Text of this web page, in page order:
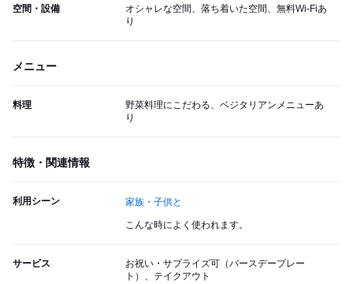
空間・設備
オシャレな空間、落ち着いた空間、無料Wi-Fiあ
り
メニュー
料理
野菜料理にこだわる、ベジタリアンメニューあ
り
特徴・関連情報
利用シーン 家族・子供と
こんな時によく使われます。
サービス
お祝い・サプライズ可（バースデープレー
ト）、テイクアウト